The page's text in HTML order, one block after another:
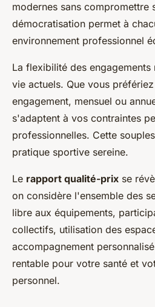
modernes sans compromettre
démocratisation permet à
environnement professionnel
La flexibilité des
vie actuels. Que vous
engagement, mensuel ou
s'adaptent à vos contraintes
professionnelles. Cette
pratique sportive sereine.
Le rapport qualité-prix se
on considère l'ensemble des
libre aux équipements,
collectifs, utilisation des
accompagnement
rentable pour votre santé et
personnel.